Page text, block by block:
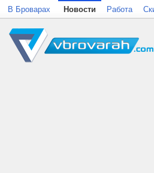
В Броварах Новости Работа